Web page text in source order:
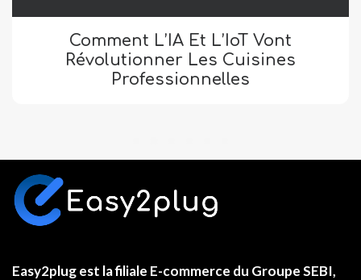
Comment L’IA Et L’IoT Vont
Révolutionner Les Cuisines
Professionnelles
Easy2plugest la filiale E-commerce du Groupe SEBI,